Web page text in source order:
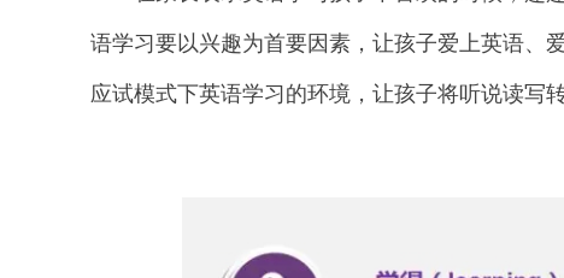
语学习要以兴趣为首要因素，让孩子爱上英语、
应试模式下英语学习的环境，让孩子将听说读写转